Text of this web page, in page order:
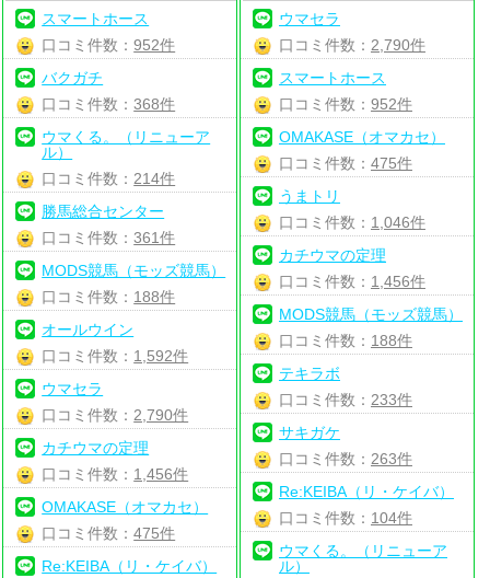
スマートホース
口コミ件数：952件
バクガチ
口コミ件数：368件
ウマくる。（リニューア
ル）
口コミ件数： 214件
勝馬総合センター
口コミ件数：361件
MODS競馬（モッズ競馬）
口コミ件数： 188件
オールウイン
口コミ件数： 1,592件
ウマセラ
口コミ件数： 2,790件
カチウマの定理
口コミ件数： 1,456件
OMAKASE（オマカセ）
口コミ件数：475件
Re:KEIBA（リ・ケイバ）
ウマセラ
口コミ件数： 2,790件
スマートホース
口コミ件数： 952件
OMAKASE（オマカセ）
口コミ件数： 475件
うまトリ
口コミ件数： 1,046件
カチウマの定理
口コミ件数： 1,456件
MODS競馬（モッズ競馬）
口コミ件数： 188件
テキラボ
口コミ件数： 233件
サキガケ
口コミ件数： 263件
Re:KEIBA（リ・ケイバ）
口コミ件数： 104件
ウマくる。（リニューア
ル）